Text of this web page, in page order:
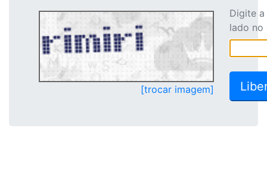
[trocar imagem]
Digite
lado no